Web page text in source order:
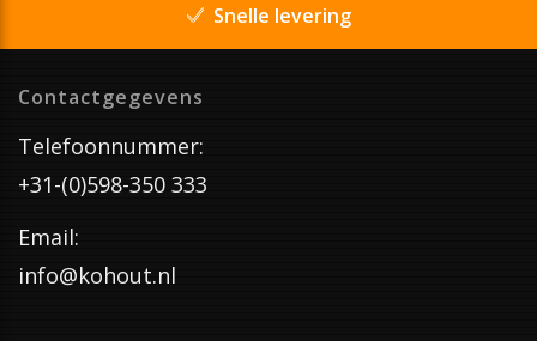
Snelle levering
Contactgegevens
Telefoonnummer:
+31-(0)598-350 333
Email:
info@kohout.nl